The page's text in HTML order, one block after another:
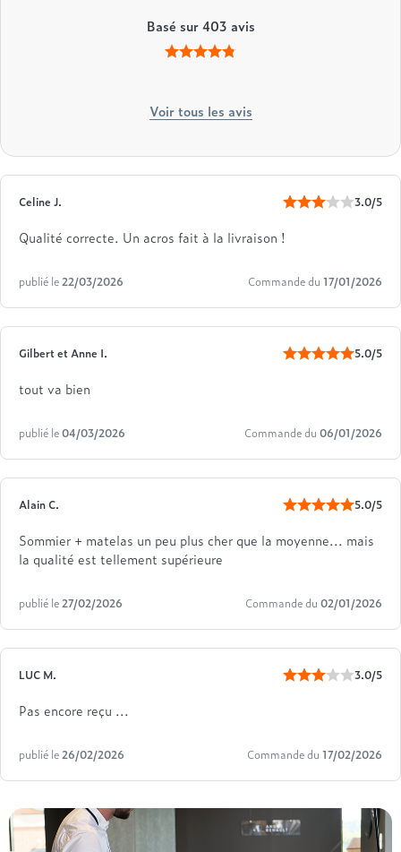
Basé sur403 avis
Voir tous les avis
Celine J. 3.0/5
Qualité correcte. Un acros fait à la livraison !
publié le22/03/2026 Commande du 17/01/2026
Gilbert et Anne I. 5.0/5
tout va bien
publié le04/03/2026 Commande du 06/01/2026
Alain C. 5.0/5
Sommier + matelas un peu plus cher que la moyenne... mais
la qualité est tellement supérieure
publié le27/02/2026 Commande du 02/01/2026
LUC M. 3.0/5
Pas encore reçu ...
publié le26/02/2026 Commande du 17/02/2026